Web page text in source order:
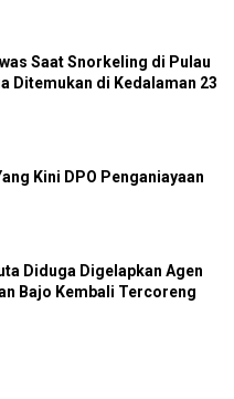
Saat Snorkeling di Pulau
Ditemukan di Kedalaman 23
Kini DPO Penganiayaan
Diduga Digelapkan Agen
Bajo Kembali Tercoreng